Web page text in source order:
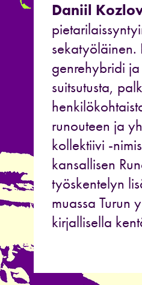
Daniil
sekatyöläinen.
genrehybridi
suitsutusta,
runouteen ja
kollektiivi -
kansallisen
työskentelyn
muassa Turun
kirjallisella